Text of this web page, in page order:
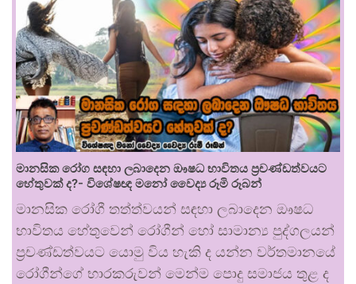
මානසික රෝග සඳහා ලබාදෙන ඖෂධ භාවිතය ප්‍රචණ්ඩත්වයට
හේතුවක් ද?- විශේෂඥ මනෝ වෛද්‍ය රූමි රූබන්
මානසික රෝගී තත්ත්වයන් සඳහා ලබාදෙන ඖෂධ
භාවිතය හේතුවෙන් රෝගීන් හෝ සාමාන්‍ය පුද්ගලයන්
ප්‍රචණ්ඩත්වයට යොමු විය හැකි ද යන්න වර්තමානයේ
රෝගීන්ගේ භාරකරුවන් මෙන්ම පොදු සමාජය තුළ ද